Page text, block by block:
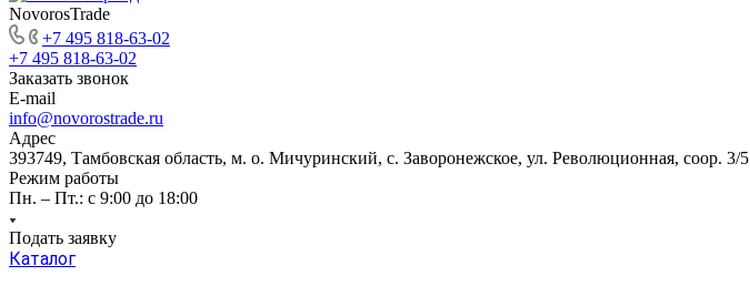
NovorosTrade
+7 495 818-63-02
+7 495 818-63-02
Заказать звонок
E-mail
info@novorostrade.ru
Адрес
393749, Тамбовская область, м. о. Мичуринский, с. Заворонежское, ул. Революционная, соор. 3/5
Режим работы
Пн. – Пт.: с 9:00 до 18:00
Подать заявку
Каталог